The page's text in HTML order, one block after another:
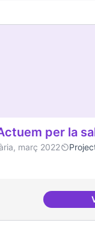
per la
març 2022